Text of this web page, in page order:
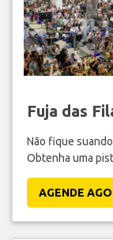
Fuja das
Não fique
Obtenha uma
AGENDE